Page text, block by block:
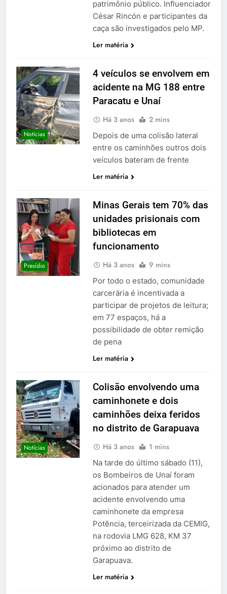
patrimônio público. Influenciador
César Rincón e participantes da
caça são investigados pelo MP.
Ler matéria
Notícias
4 veículos se envolvem em
acidente na MG 188 entre
Paracatu e Unaí
Há 3 anos 2 mins
Depois de uma colisão lateral
entre os caminhões outros dois
veículos bateram de frente
Ler matéria
Presídio
Minas Gerais tem 70% das
unidades prisionais com
bibliotecas em
funcionamento
Há 3 anos 9 mins
Por todo o estado, comunidade
carcerária é incentivada a
participar de projetos de leitura;
em 77 espaços, há a
possibilidade de obter remição
de pena
Ler matéria
Notícias
Colisão envolvendo uma
caminhonete e dois
caminhões deixa feridos
no distrito de Garapuava
Há 3 anos 1 mins
Na tarde do último sábado (11),
os Bombeiros de Unaí foram
acionados para atender um
acidente envolvendo uma
caminhonete da empresa
Potência, terceirizada da CEMIG,
na rodovia LMG 628, KM 37
próximo ao distrito de
Garapuava.
Ler matéria